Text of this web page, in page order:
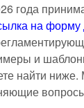
года
на форму
и
найти